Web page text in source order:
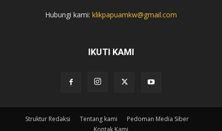
Hubungi kami: klikpapuamkw@gmail.com
IKUTI KAMI
Struktur Redaksi Tentang kami
Pedoman Media Siber